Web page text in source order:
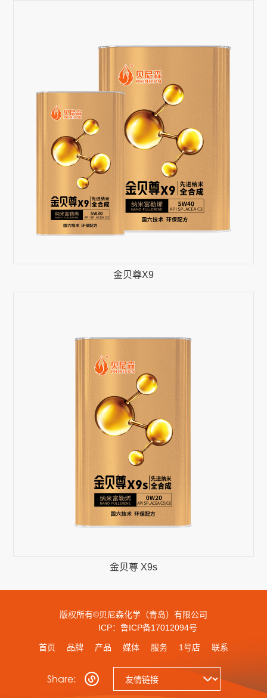
金贝尊X9
金贝尊 X9s
版权所有©贝尼森化学（青岛）有限公司
ICP：鲁ICP备17012094号
首页 品牌 产品 媒体 服务 1号店 联系
Share: